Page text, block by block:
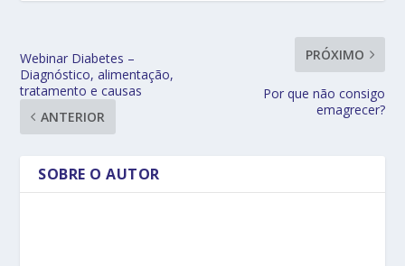
Webinar Diabetes –
Diagnóstico, alimentação,
tratamento e causas
ANTERIOR
PRÓXIMO
Por que não consigo
emagrecer?
SOBRE O AUTOR